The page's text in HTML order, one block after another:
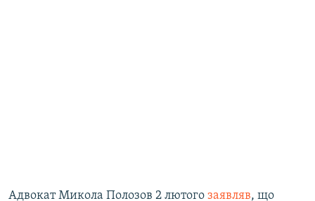
Адвокат Микола Полозов 2 лютого заявляв, що